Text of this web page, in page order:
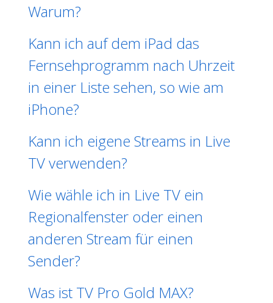
Warum?
Kann ich auf dem iPad das
Fernsehprogramm nach Uhrzeit
in einer Liste sehen, so wie am
iPhone?
Kann ich eigene Streams in Live
TV verwenden?
Wie wähle ich in Live TV ein
Regionalfenster oder einen
anderen Stream für einen
Sender?
Was ist TV Pro Gold MAX?